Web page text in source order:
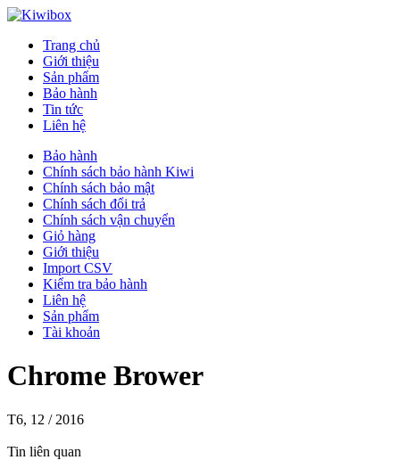
Trang chủ
Giới thiệu
Sản phẩm
Bảo hành
Tin tức
Liên hệ
Bảo hành
Chính sách bảo hành Kiwi
Chính sách bảo mật
Chính sách đổi trả
Chính sách vận chuyển
Giỏ hàng
Giới thiệu
Import CSV
Kiểm tra bảo hành
Liên hệ
Sản phẩm
Tài khoản
Chrome Brower
T6, 12 / 2016
Tin liên quan